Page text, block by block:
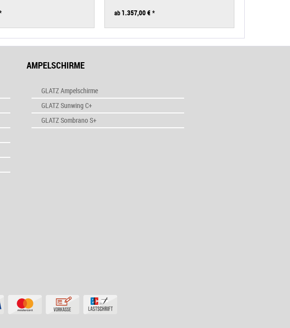
ab1.357,00 € *
AMPELSCHIRME
GLATZ Ampelschirme
GLATZ Sunwing C+
GLATZ Sombrano S+